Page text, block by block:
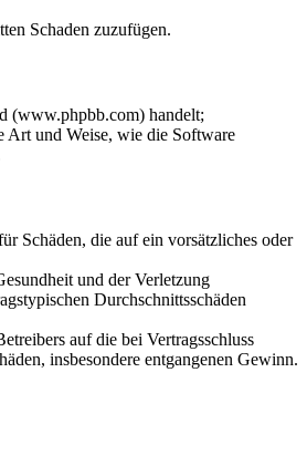
Schaden zuzufügen.
(www.phpbb.com) handelt;
Art und Weise, wie die Software
Schäden, die auf ein vorsätzliches oder
und der Verletzung
Durchschnittsschäden
auf die bei Vertragsschluss
insbesondere entgangenen Gewinn.